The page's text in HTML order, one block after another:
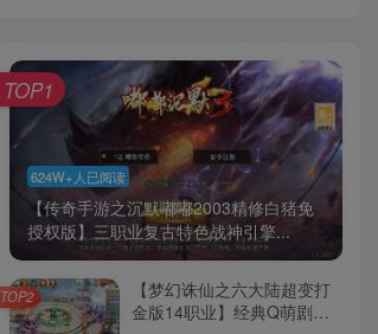
624W+人已阅读
【传奇手游之沉默嘟嘟2003精修白猪免
授权版】三职业复古特色战神引擎...
TOP1
【梦幻诛仙之六大陆超变打
金版14职业】经典Q萌剧情
TOP2